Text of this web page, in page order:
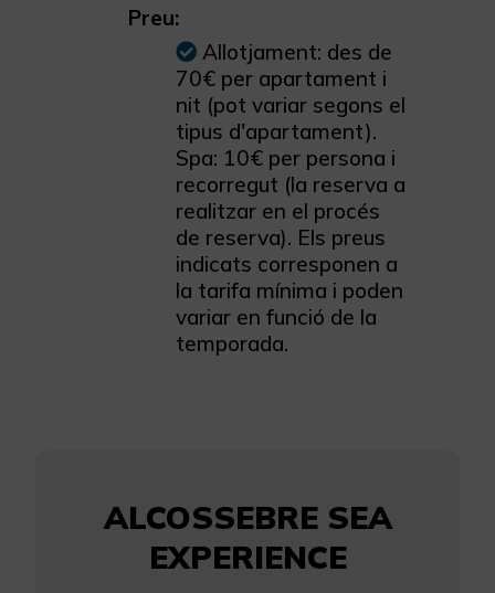
Preu:
Allotjament: des de
70€ per apartament i
nit (pot variar segons el
tipus d'apartament).
Spa: 10€ per persona i
recorregut (la reserva a
realitzar en el procés
de reserva). Els preus
indicats corresponen a
la tarifa mínima i poden
variar en funció de la
temporada.
ALCOSSEBRE SEA
EXPERIENCE